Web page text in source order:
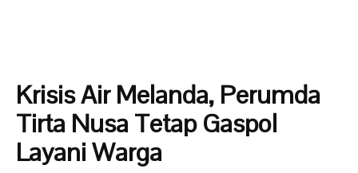
Krisis Air Melanda, Perumda
Tirta Nusa Tetap Gaspol
Layani Warga